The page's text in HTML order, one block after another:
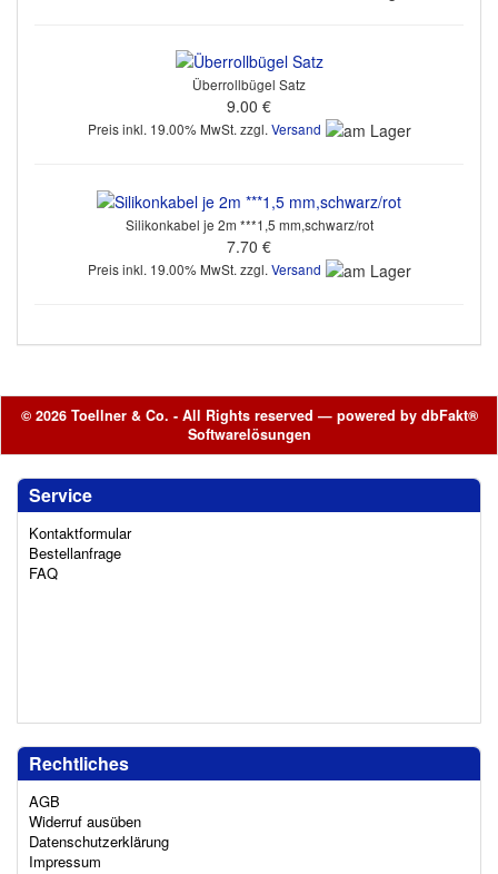
Überrollbügel Satz
9.00 €
Preis inkl. 19.00% MwSt. zzgl. Versand
Silikonkabel je 2m ***1,5 mm,schwarz/rot
7.70 €
Preis inkl. 19.00% MwSt. zzgl. Versand
© 2026 Toellner & Co. - All Rights reserved — powered by dbFakt®
Softwarelösungen
Service
Kontaktformular
Bestellanfrage
FAQ
Rechtliches
AGB
Widerruf ausüben
Datenschutzerklärung
Impressum